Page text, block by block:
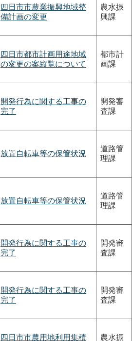
四日市市農業振興地域整
備計画の変更
農水振
興課
四日市都市計画用途地域
の変更の案縦覧について
都市計
画課
開発行為に関する工事の
完了
開発審
査課
放置自転車等の保管状況
道路管
理課
放置自転車等の保管状況
道路管
理課
開発行為に関する工事の
完了
開発審
査課
開発行為に関する工事の
完了
開発審
査課
四日市市農用地利用集積 農水振